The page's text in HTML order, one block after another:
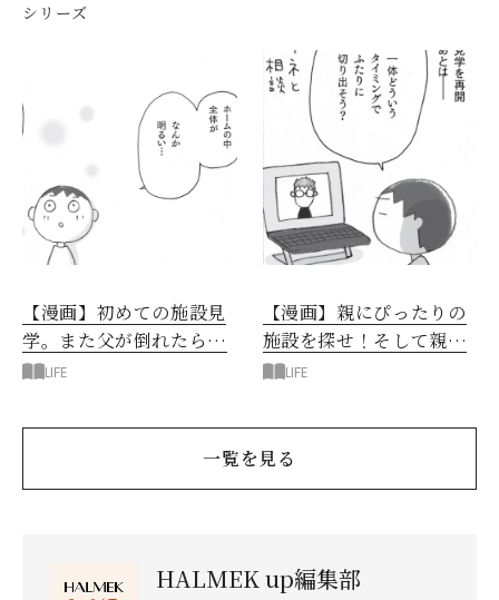
シリーズ
【漫画】初めての施設見
学。また父が倒れたら…
実家と施設、どっちが安
LIFE
【漫画】親にぴったりの
施設を探せ！そして親に
どう話を切り出す？
LIFE
一覧を見る
HALMEK up編集部